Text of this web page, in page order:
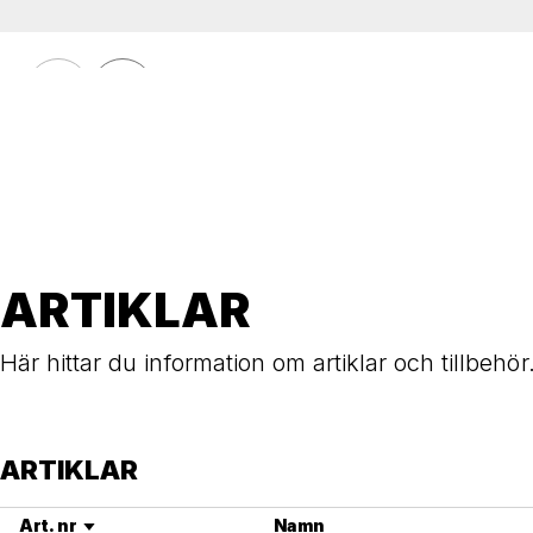
PONGO
Bord PONGO
ARTIKLAR
Här hittar du information om artiklar och tillbehör.
ARTIKLAR
Art. nr Namn